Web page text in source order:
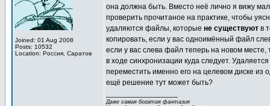
Joined: 01 Aug 2008
Posts: 10532
Location: Россия, Саратов
она должна быть. Вместо неё лично я вижу
проверить прочитаное на практике, чтобы
удаляются файлы, которые не существуют в
копировать, если у вас одноимённый файл
если у вас слева файл теперь на новом
в ходе синхронизации куда следует.
переместить именно его на целевом диске из
ещё решение тут может быть?
Даже самая богатая фантазия